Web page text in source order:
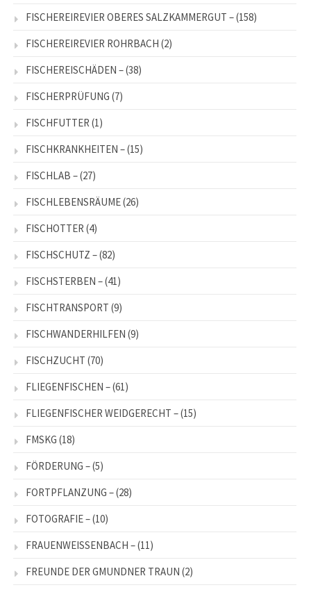
FISCHEREIREVIER OBERES SALZKAMMERGUT –(158)
FISCHEREIREVIER ROHRBACH (2)
FISCHEREISCHÄDEN –(38)
FISCHERPRÜFUNG (7)
FISCHFUTTER (1)
FISCHKRANKHEITEN –(15)
FISCHLAB –(27)
FISCHLEBENSRÄUME(26)
FISCHOTTER (4)
FISCHSCHUTZ –(82)
FISCHSTERBEN –(41)
FISCHTRANSPORT (9)
FISCHWANDERHILFEN (9)
FISCHZUCHT (70)
FLIEGENFISCHEN –(61)
FLIEGENFISCHER WEIDGERECHT –(15)
FMSKG (18)
FÖRDERUNG –(5)
FORTPFLANZUNG –(28)
FOTOGRAFIE –(10)
FRAUENWEISSENBACH –(11)
FREUNDE DER GMUNDNER TRAUN (2)